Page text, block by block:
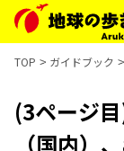
TOP ガイドブック
(3ページ
（国内）